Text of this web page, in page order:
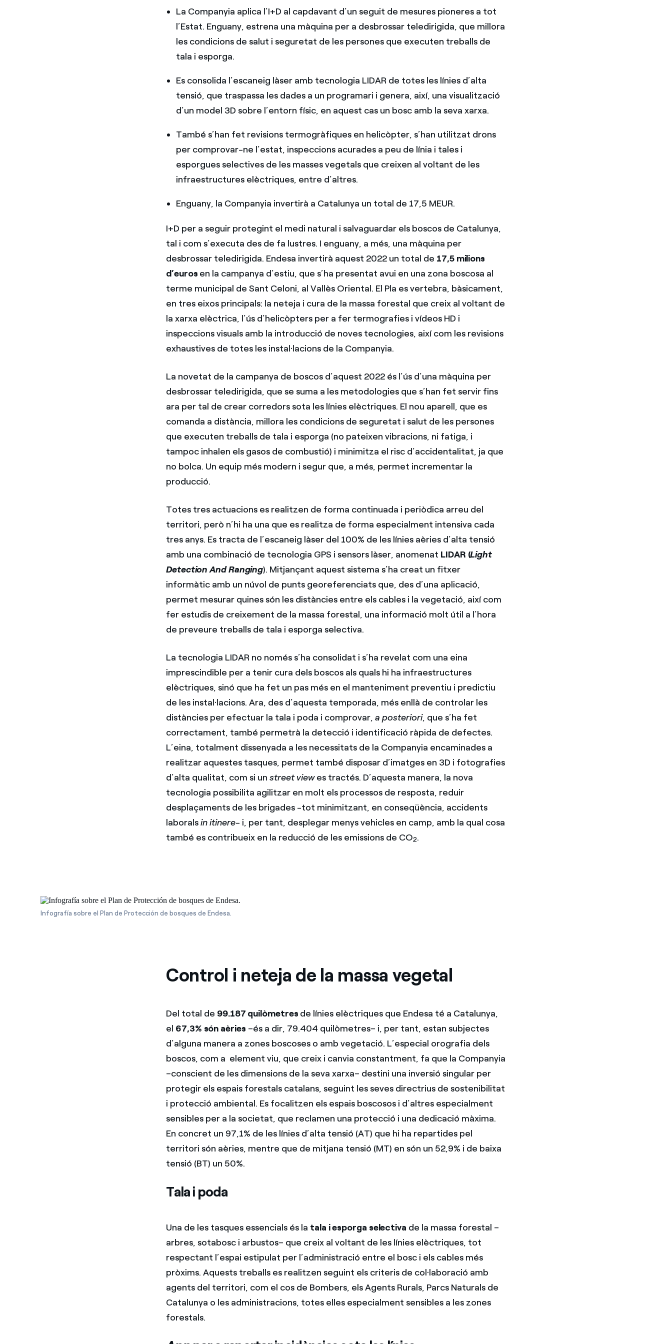
La Companyia aplica l’I+D al capdavant d’un seguit de mesures pioneres a tot
l’Estat. Enguany, estrena una màquina per a desbrossar teledirigida, que millora
les condicions de salut i seguretat de les persones que executen treballs de
tala i esporga.
Es consolida l’escaneig làser amb tecnologia LIDAR de totes les línies d’alta
tensió, que traspassa les dades a un programari i genera, així, una visualització
d’un model 3D sobre l’entorn físic, en aquest cas un bosc amb la seva xarxa.
També s’han fet revisions termogràfiques en helicòpter, s’han utilitzat drons
per comprovar-ne l’estat, inspeccions acurades a peu de línia i tales i
esporgues selectives de les masses vegetals que creixen al voltant de les
infraestructures elèctriques, entre d’altres.
Enguany, la Companyia invertirà a Catalunya un total de 17,5 MEUR.
I+D per a seguir protegint el medi natural i salvaguardar els boscos de Catalunya,
tal i com s’executa des de fa lustres. I enguany, a més, una màquina per
desbrossar teledirigida. Endesa invertirà aquest 2022 un total de 17,5 milions
d’euros en la campanya d’estiu, que s’ha presentat avui en una zona boscosa al
terme municipal de Sant Celoni, al Vallès Oriental. El Pla es vertebra, bàsicament,
en tres eixos principals: la neteja i cura de la massa forestal que creix al voltant de
la xarxa elèctrica, l’ús d’helicòpters per a fer termografies i vídeos HD i
inspeccions visuals amb la introducció de noves tecnologies, així com les revisions
exhaustives de totes les instal·lacions de la Companyia.
La novetat de la campanya de boscos d’aquest 2022 és l’ús d’una màquina per
desbrossar teledirigida, que se suma a les metodologies que s’han fet servir fins
ara per tal de crear corredors sota les línies elèctriques. El nou aparell, que es
comanda a distància, millora les condicions de seguretat i salut de les persones
que executen treballs de tala i esporga (no pateixen vibracions, ni fatiga, i
tampoc inhalen els gasos de combustió) i minimitza el risc d’accidentalitat, ja que
no bolca. Un equip més modern i segur que, a més, permet incrementar la
producció.
Totes tres actuacions es realitzen de forma continuada i periòdica arreu del
territori, però n’hi ha una que es realitza de forma especialment intensiva cada
tres anys. Es tracta de l’escaneig làser del 100% de les línies aèries d’alta tensió
amb una combinació de tecnologia GPS i sensors làser, anomenat LIDAR (Light
Detection And Ranging). Mitjançant aquest sistema s’ha creat un fitxer
informàtic amb un núvol de punts georeferenciats que, des d’una aplicació,
permet mesurar quines són les distàncies entre els cables i la vegetació, així com
fer estudis de creixement de la massa forestal, una informació molt útil a l’hora
de preveure treballs de tala i esporga selectiva.
La tecnologia LIDAR no només s’ha consolidat i s’ha revelat com una eina
imprescindible per a tenir cura dels boscos als quals hi ha infraestructures
elèctriques, sinó que ha fet un pas més en el manteniment preventiu i predictiu
de les instal·lacions. Ara, des d’aquesta temporada, més enllà de controlar les
distàncies per efectuar la tala i poda i comprovar,a posteriori, que s’ha fet
correctament, també permetrà la detecció i identificació ràpida de defectes.
L’eina, totalment dissenyada a les necessitats de la Companyia encaminades a
realitzar aquestes tasques, permet també disposar d’imatges en 3D i fotografies
d’alta qualitat, com si unstreet viewes tractés. D’aquesta manera, la nova
tecnologia possibilita agilitzar en molt els processos de resposta, reduir
desplaçaments de les brigades -tot minimitzant, en conseqüència, accidents
laboralsin itinere- i, per tant, desplegar menys vehicles en camp, amb la qual cosa
també es contribueix en la reducció de les emissions de CO2.
Infografía sobre el Plan de Protección de bosques de Endesa.
Control i neteja de la massa vegetal
Del total de 99.187 quilòmetres de línies elèctriques que Endesa té a Catalunya,
el 67,3% són aèries –és a dir, 79.404 quilòmetres– i, per tant, estan subjectes
d’alguna manera a zones boscoses o amb vegetació. L’especial orografia dels
boscos, com a element viu, que creix i canvia constantment, fa que la Companyia
–conscient de les dimensions de la seva xarxa– destini una inversió singular per
protegir els espais forestals catalans, seguint les seves directrius de sostenibilitat
i protecció ambiental. Es focalitzen els espais boscosos i d’altres especialment
sensibles per a la societat, que reclamen una protecció i una dedicació màxima.
En concret un 97,1% de les línies d’alta tensió (AT) que hi ha repartides pel
territori són aèries, mentre que de mitjana tensió (MT) en són un 52,9% i de baixa
tensió (BT) un 50%.
Tala i poda
Una de les tasques essencials és la tala i esporga selectiva de la massa forestal –
arbres, sotabosc i arbustos– que creix al voltant de les línies elèctriques, tot
respectant l’espai estipulat per l’administració entre el bosc i els cables més
pròxims. Aquests treballs es realitzen seguint els criteris de col·laboració amb
agents del territori, com el cos de Bombers, els Agents Rurals, Parcs Naturals de
Catalunya o les administracions, totes elles especialment sensibles a les zones
forestals.